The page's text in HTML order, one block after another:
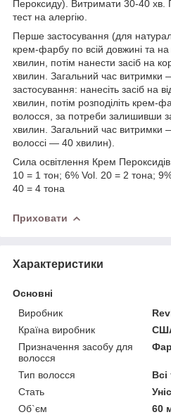
Пероксиду). Витримати 30-40
тест на алергію.
Перше застосування (для
крем-фарбу по всій довжині та на
хвилин, потім нанести засіб на
хвилин. Загальний час
застосування: нанесіть засіб на
хвилин, потім розподіліть крем-
волосся, за потреби залишивши
хвилин. Загальний час
волоссі — 40 хвилин).
Сила освітлення Крем
10 = 1 тон; 6% Vol. 20 = 2 тона;
40 = 4 тона
Приховати
Характеристики
Основні
Виробник
Країна виробник
Призначення засобу для
волосся
Тип волосся
Стать
Об`єм
60